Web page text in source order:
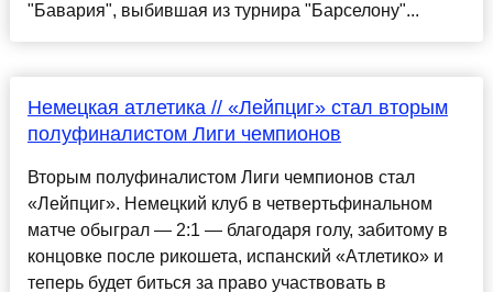
"Бавария", выбившая из турнира "Барселону"...
Немецкая атлетика // «Лейпциг» стал вторым
полуфиналистом Лиги чемпионов
Вторым полуфиналистом Лиги чемпионов стал
«Лейпциг». Немецкий клуб в четвертьфинальном
матче обыграл — 2:1 — благодаря голу, забитому в
концовке после рикошета, испанский «Атлетико» и
теперь будет биться за право участвовать в